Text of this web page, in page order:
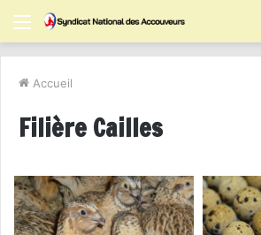
Menu
Accueil
Filière Cailles